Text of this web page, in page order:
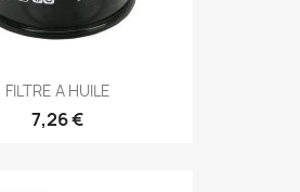
FILTRE A HUILE
7,26 €